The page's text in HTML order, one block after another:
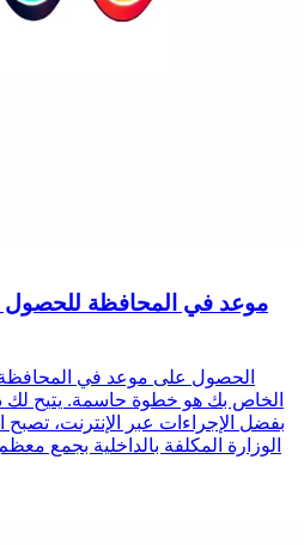
موعد في المحافظة للحصول
الحصول على موعد في
الخاص بك هو خطوة حاسمة. يتيح
بفضل الإجراءات عبر الإنترنت،
الوزارة المكلفة بالداخلية بجمع